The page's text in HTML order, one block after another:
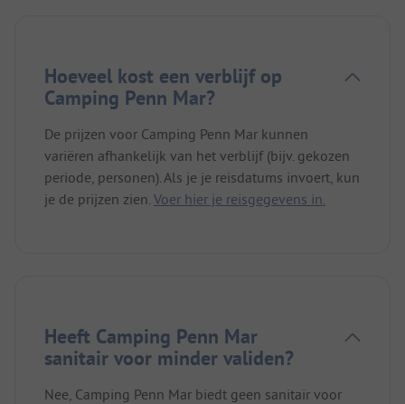
Hoeveel kost een verblijf op
Camping Penn Mar?
De prijzen voor Camping Penn Mar kunnen
variëren afhankelijk van het verblijf (bijv. gekozen
periode, personen). Als je je reisdatums invoert, kun
je de prijzen zien. Voer hier je reisgegevens in.
Heeft Camping Penn Mar
sanitair voor minder validen?
Nee, Camping Penn Mar biedt geen sanitair voor